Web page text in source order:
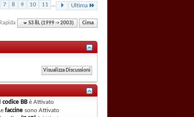
7 8 9 10 11 ... Ultima
S3 8L (1999 -> 2003) Cima
codice BB èAttivato
faccine sonoAttivato